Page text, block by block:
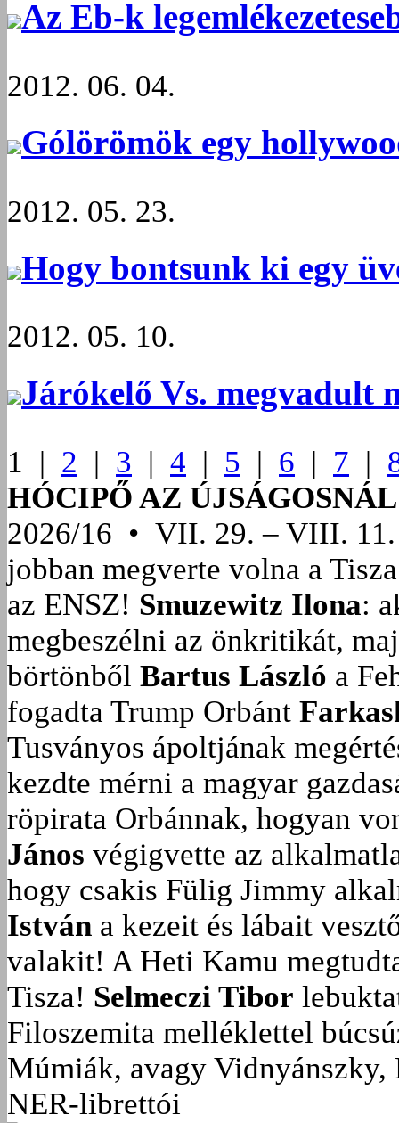
Az Eb-k
2012. 06. 04.
Gólörömök egy
2012. 05. 23.
Hogy bontsunk ki egy
2012. 05. 10.
Járókelő Vs. megvadult
1 | 2 | 3 | 4 | 5 | 6 | 7 |
HÓCIPŐ AZ ÚJSÁGOSNÁL
2026/16 • VII. 29. – VIII. 11.
jobban megverte volna a
az ENSZ! Smuzewitz Ilona:
megbeszélni az önkritikát,
börtönből Bartus László a
fogadta Trump Orbánt
Tusványos ápoltjának
kezdte mérni a magyar
röpirata Orbánnak, hogyan
János végigvette az
hogy csakis Fülig Jimmy
István a kezeit és lábait
valakit! A Heti Kamu
Tisza! Selmeczi Tibor
Filoszemita melléklettel
Múmiák, avagy Vidnyánszky,
NER-librettói